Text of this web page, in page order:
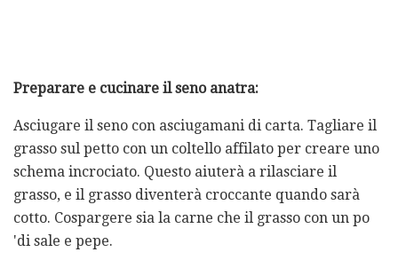
Preparare e cucinare il seno anatra:
Asciugare il seno con asciugamani di carta. Tagliare il
grasso sul petto con un coltello affilato per creare uno
schema incrociato. Questo aiuterà a rilasciare il
grasso, e il grasso diventerà croccante quando sarà
cotto. Cospargere sia la carne che il grasso con un po
'di sale e pepe.